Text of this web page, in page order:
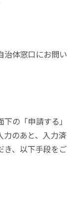
治体窓口にお問い
の「申請する」
力のあと、入力済
き、以下手段をご